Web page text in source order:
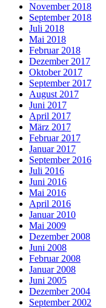
November 2018
September 2018
Juli 2018
Mai 2018
Februar 2018
Dezember 2017
Oktober 2017
September 2017
August 2017
Juni 2017
April 2017
März 2017
Februar 2017
Januar 2017
September 2016
Juli 2016
Juni 2016
Mai 2016
April 2016
Januar 2010
Mai 2009
Dezember 2008
Juni 2008
Februar 2008
Januar 2008
Juni 2005
Dezember 2004
September 2002